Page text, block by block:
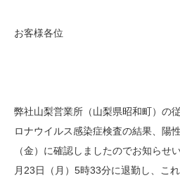
お客様各位
弊社山梨営業所（山梨県昭和町）の
ロナウイルス感染症検査の結果、陽
（金）に確認しましたのでお知らせ
月23日（月）5時33分に退勤し、こ